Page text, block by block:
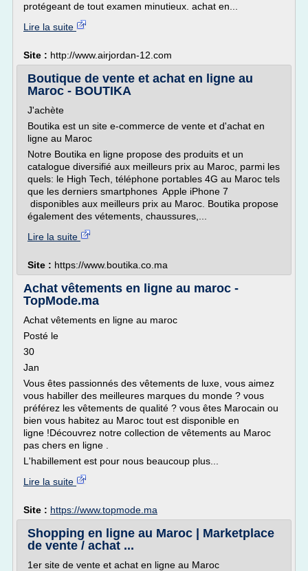
protégeant de tout examen minutieux. achat en...
Lire la suite
Site : http://www.airjordan-12.com
Boutique de vente et achat en ligne au
Maroc - BOUTIKA
J'achète
Boutika est un site e-commerce de vente et d'achat en
ligne au Maroc
Notre Boutika en ligne propose des produits et un
catalogue diversifié aux meilleurs prix au Maroc, parmi les
quels: le High Tech, téléphone portables 4G au Maroc tels
que les derniers smartphones Apple iPhone 7
disponibles aux meilleurs prix au Maroc. Boutika propose
également des vétements, chaussures,...
Lire la suite
Site : https://www.boutika.co.ma
Achat vêtements en ligne au maroc -
TopMode.ma
Achat vêtements en ligne au maroc
Posté le
30
Jan
Vous êtes passionnés des vêtements de luxe, vous aimez
vous habiller des meilleures marques du monde ? vous
préférez les vêtements de qualité ? vous êtes Marocain ou
bien vous habitez au Maroc tout est disponible en
ligne !Découvrez notre collection de vêtements au Maroc
pas chers en ligne .
L'habillement est pour nous beaucoup plus...
Lire la suite
Site : https://www.topmode.ma
Shopping en ligne au Maroc | Marketplace
de vente / achat ...
1er site de vente et achat en ligne au Maroc